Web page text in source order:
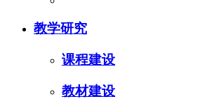
教学研究
课程建设
教材建设